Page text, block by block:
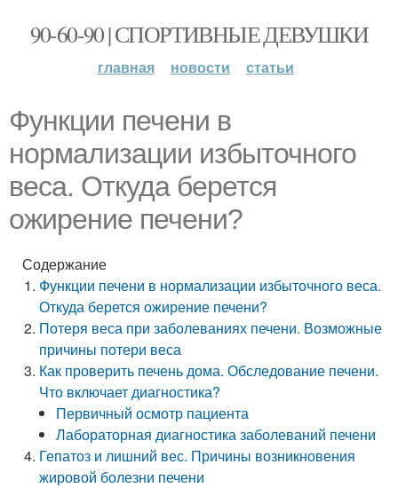
90-60-90 | СПОРТИВНЫЕ ДЕВУШКИ
главная новости статьи
Функции печени в
нормализации избыточного
веса. Откуда берется
ожирение печени?
Содержание
Функции печени в нормализации избыточного веса.
Откуда берется ожирение печени?
Потеря веса при заболеваниях печени. Возможные
причины потери веса
Как проверить печень дома. Обследование печени.
Что включает диагностика?
Первичный осмотр пациента
Лабораторная диагностика заболеваний печени
Гепатоз и лишний вес. Причины возникновения
жировой болезни печени